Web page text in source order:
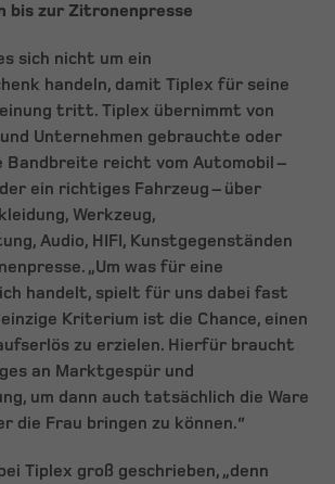
bis zur Zitronenpresse
sich nicht um ein
handeln, damit Tiplex für seine
tritt. Tiplex übernimmt von
Unternehmen gebrauchte oder
Bandbreite reicht vom Automobil –
ein richtiges Fahrzeug – über
Werkzeug,
Audio, HIFI, Kunstgegenständen
„Um was für eine
handelt, spielt für uns dabei fast
Kriterium ist die Chance, einen
zu erzielen. Hierfür braucht
an Marktgespür und
um dann auch tatsächlich die Ware
die Frau bringen zu können.“
Tiplex groß geschrieben, „denn